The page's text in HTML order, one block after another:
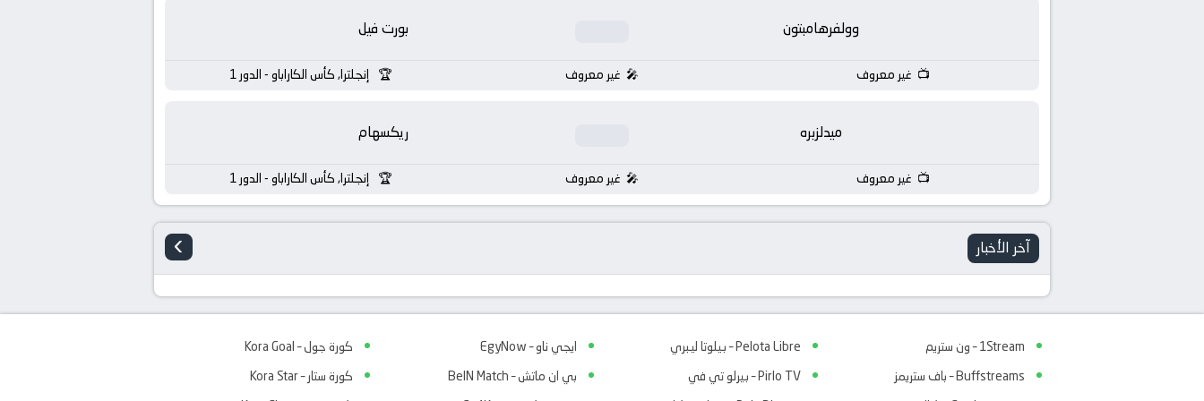
live
وولفرهامبتون بورت فيل
غير معروف غير معروف إنجلترا, كأس الكاراباو - الدور 1
ميدلزبره ريكسهام
غير معروف غير معروف إنجلترا, كأس الكاراباو - الدور 1
آخر الأخبار ›
1Stream – ون ستريم
Buffstreams – باف ستريمز
Pelota Libre – بيلوتا ليبري
Pirlo TV – بيرلو تي في
ايجي ناو – EgyNow
بي ان ماتش – BeIN Match
كورة جول – Kora Goal
كورة ستار – Kora Star